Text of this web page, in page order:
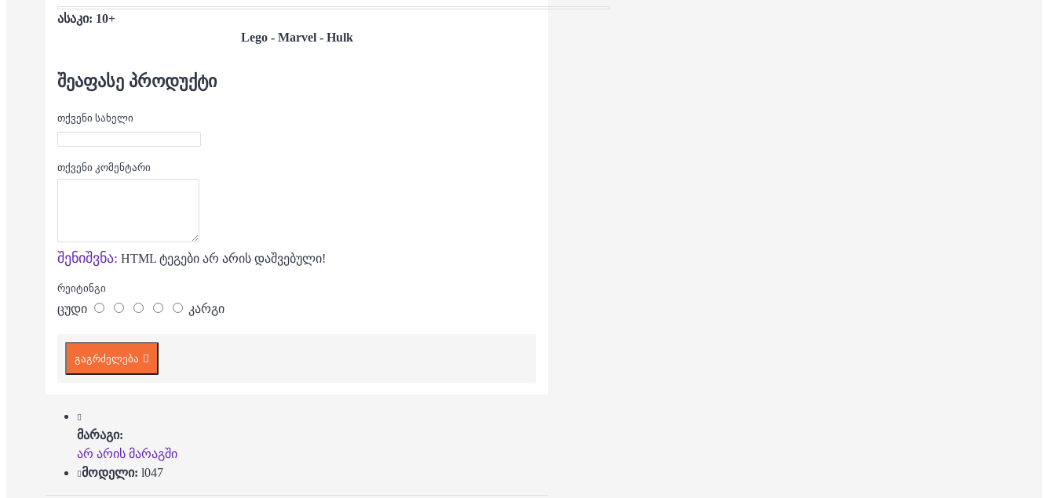
ასაკი: 10+
Lego - Marvel - Hulk
ᲨᲔᲐᲤᲐᲡᲔ ᲞᲠᲝᲓᲣᲥᲢᲘ
თქვენი სახელი
თქვენი კომენტარი
შენიშვნა: HTML ტეგები არ არის დაშვებული!
რეიტინგი
ცუდი კარგი
გაგრძელება
მარაგი:
არ არის მარაგში
მოდელი: l047